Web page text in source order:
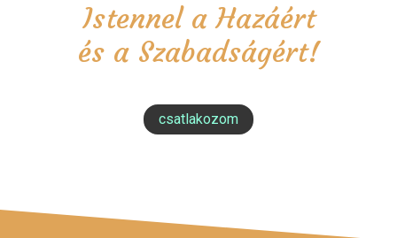
Istennel a Hazáért
és a Szabadságért!
csatlakozom